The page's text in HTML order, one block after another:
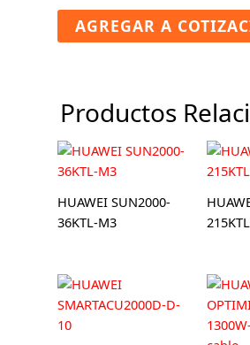
40KTL-
AGREGAR A
Productos
HUAWEI SUN2000-
36KTL-M3